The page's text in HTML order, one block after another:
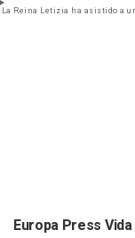
La Reina Letizia ha asistido a
Europa Press Vida